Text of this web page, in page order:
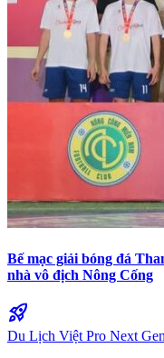
Bế mạc giải bóng đá
nhà vô địch Nông Cống
rocket_launch
Du Lịch Việt Pro Next